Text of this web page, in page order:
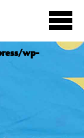
seit
wp-